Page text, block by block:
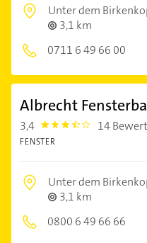
Unter dem
3,1 km
0711 6 49 66 00
Albrecht
3,4 3.4 14
FENSTER
Unter dem
3,1 km
0800 6 49 66 66